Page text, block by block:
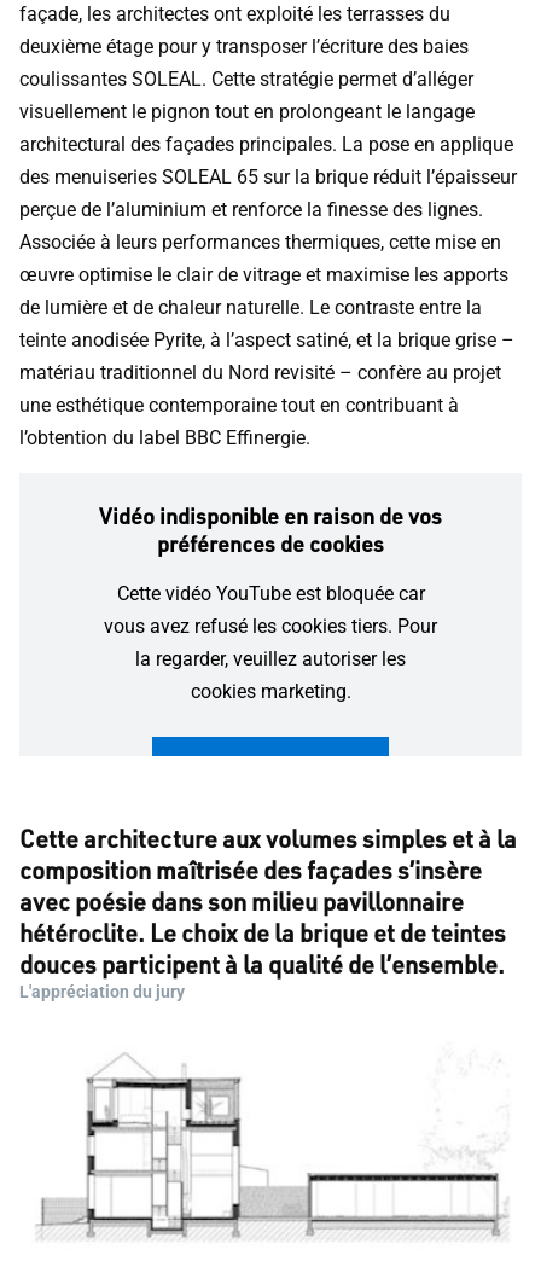
façade, les architectes ont exploité les terrasses du
deuxième étage pour y transposer l’écriture des baies
coulissantes SOLEAL. Cette stratégie permet d’alléger
visuellement le pignon tout en prolongeant le langage
architectural des façades principales. La pose en applique
des menuiseries SOLEAL 65 sur la brique réduit l’épaisseur
perçue de l’aluminium et renforce la finesse des lignes.
Associée à leurs performances thermiques, cette mise en
œuvre optimise le clair de vitrage et maximise les apports
de lumière et de chaleur naturelle. Le contraste entre la
teinte anodisée Pyrite, à l’aspect satiné, et la brique grise –
matériau traditionnel du Nord revisité – confère au projet
une esthétique contemporaine tout en contribuant à
l’obtention du label BBC Effinergie.
Vidéo indisponible en raison de vos
préférences de cookies
Cette vidéo YouTube est bloquée car
vous avez refusé les cookies tiers. Pour
la regarder, veuillez autoriser les
cookies marketing.
Gérer les paramètres des cookies
Cette architecture aux volumes simples et à la
composition maîtrisée des façades s’insère
avec poésie dans son milieu pavillonnaire
hétéroclite. Le choix de la brique et de teintes
douces participent à la qualité de l’ensemble.
L'appréciation du jury